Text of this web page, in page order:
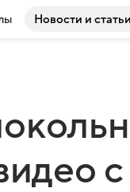
Новости и статьи